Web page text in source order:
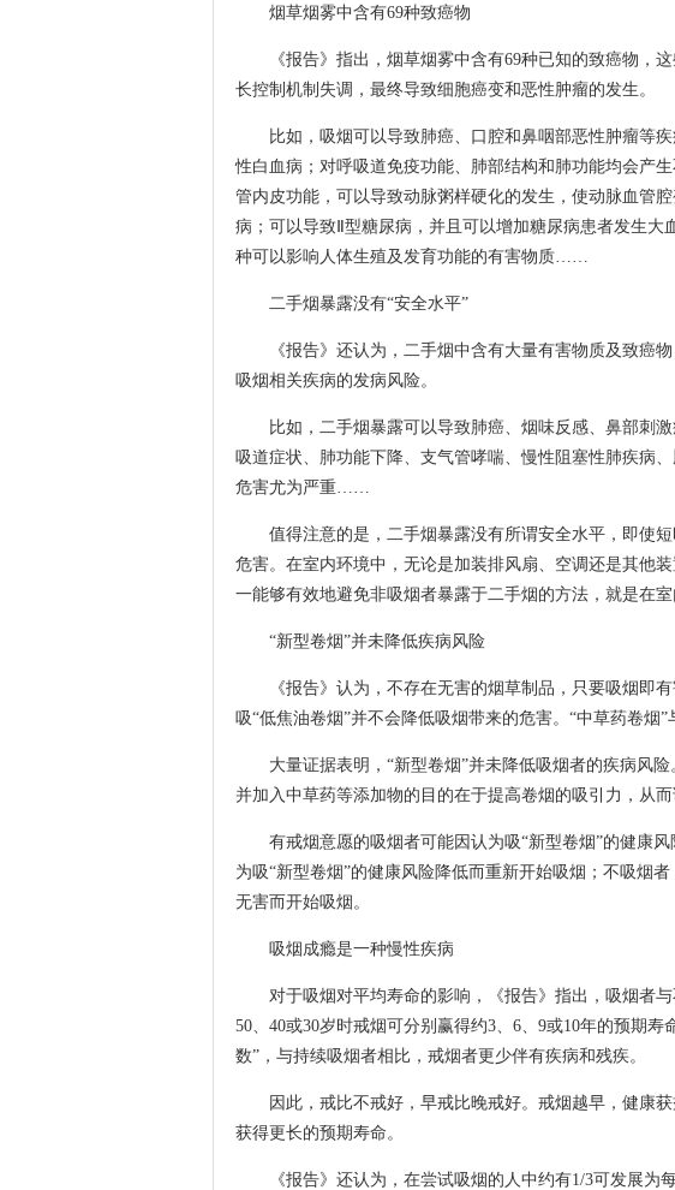
烟草烟雾中含有69种致癌物
《报告》指出，烟草烟雾中含有69种已知的致癌物，这
长控制机制失调，最终导致细胞癌变和恶性肿瘤的发生。
比如，吸烟可以导致肺癌、口腔和鼻咽部恶性肿瘤等疾
性白血病；对呼吸道免疫功能、肺部结构和肺功能均会产
管内皮功能，可以导致动脉粥样硬化的发生，使动脉血管
病；可以导致Ⅱ型糖尿病，并且可以增加糖尿病患者发生
种可以影响人体生殖及发育功能的有害物质……
二手烟暴露没有“安全水平”
《报告》还认为，二手烟中含有大量有害物质及致癌物
吸烟相关疾病的发病风险。
比如，二手烟暴露可以导致肺癌、烟味反感、鼻部刺激
吸道症状、肺功能下降、支气管哮喘、慢性阻塞性肺疾病
危害尤为严重……
值得注意的是，二手烟暴露没有所谓安全水平，即使短
危害。在室内环境中，无论是加装排风扇、空调还是其他
一能够有效地避免非吸烟者暴露于二手烟的方法，就是在室
“新型卷烟”并未降低疾病风险
《报告》认为，不存在无害的烟草制品，只要吸烟即有
吸“低焦油卷烟”并不会降低吸烟带来的危害。“中草药卷烟”
大量证据表明，“新型卷烟”并未降低吸烟者的疾病风险
并加入中草药等添加物的目的在于提高卷烟的吸引力，从
有戒烟意愿的吸烟者可能因认为吸“新型卷烟”的健康风
为吸“新型卷烟”的健康风险降低而重新开始吸烟；不吸烟
无害而开始吸烟。
吸烟成瘾是一种慢性疾病
对于吸烟对平均寿命的影响，《报告》指出，吸烟者与
50、40或30岁时戒烟可分别赢得约3、6、9或10年的预期
数”，与持续吸烟者相比，戒烟者更少伴有疾病和残疾。
因此，戒比不戒好，早戒比晚戒好。戒烟越早，健康获
获得更长的预期寿命。
《报告》还认为，在尝试吸烟的人中约有1/3可发展为